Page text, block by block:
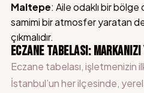
Maltepe: Aile odaklı bir bölge
samimi bir atmosfer yaratan
çıkmalıdır.
ECZANE TABELASI:
Eczane tabelası, işletmenizin
İstanbul’un her ilçesinde,